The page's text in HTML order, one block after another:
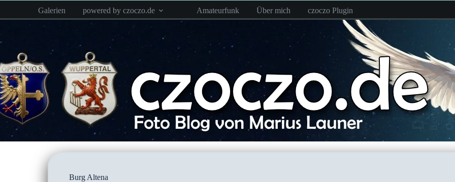
springen
Galerien powered by czoczo.de Amateurfunk Über mich czoczo Plugin
Burg Altena